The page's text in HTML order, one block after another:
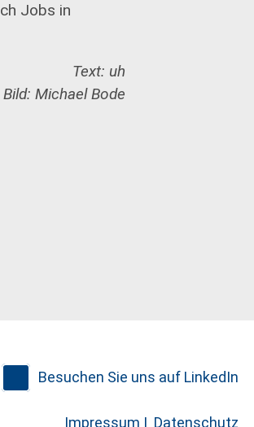
Jobs in
Text: uh
Bild: Michael Bode
Besuchen Sie uns auf LinkedIn
Impressum | Datenschutz